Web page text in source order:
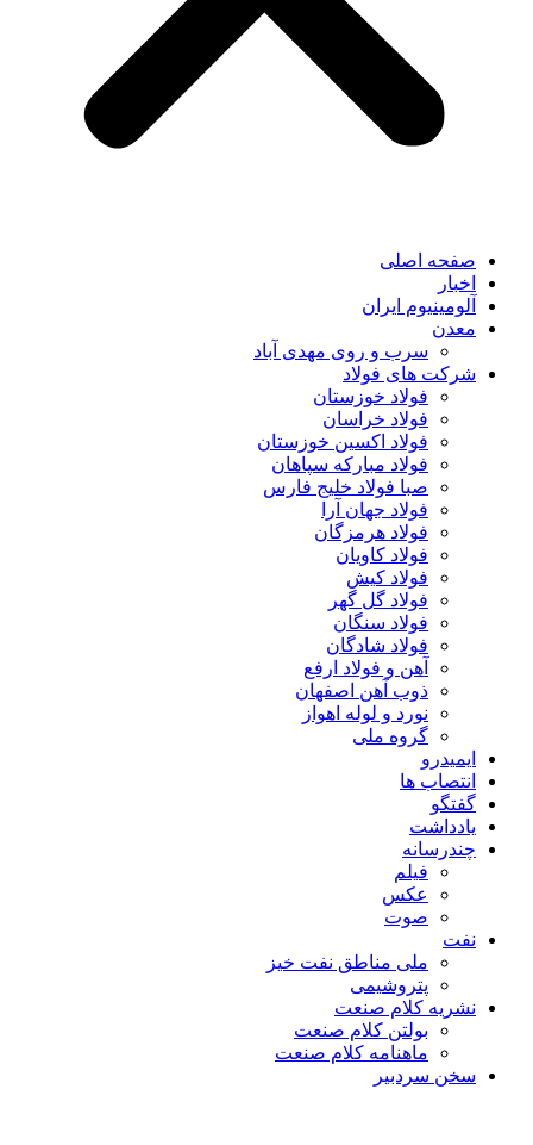
صفحه اصلی
اخبار
آلومینیوم ایران
معدن
سرب و روی مهدی آباد
شرکت های فولاد
فولاد خوزستان
فولاد خراسان
فولاد اکسین خوزستان
فولاد مبارکه سپاهان
صبا فولاد خلیج فارس
فولاد جهان آرا
فولاد هرمزگان
فولاد کاویان
فولاد کیش
فولاد گل گهر
فولاد سنگان
فولاد شادگان
آهن و فولاد ارفع
ذوب آهن اصفهان
نورد و لوله اهواز
گروه ملی
ایمیدرو
انتصاب ها
گفتگو
یادداشت
چندرسانه
فیلم
عکس
صوت
نفت
ملی مناطق نفت خیز
پتروشیمی
نشریه کلام صنعت
بولتن کلام صنعت
ماهنامه کلام صنعت
سخن سردبیر